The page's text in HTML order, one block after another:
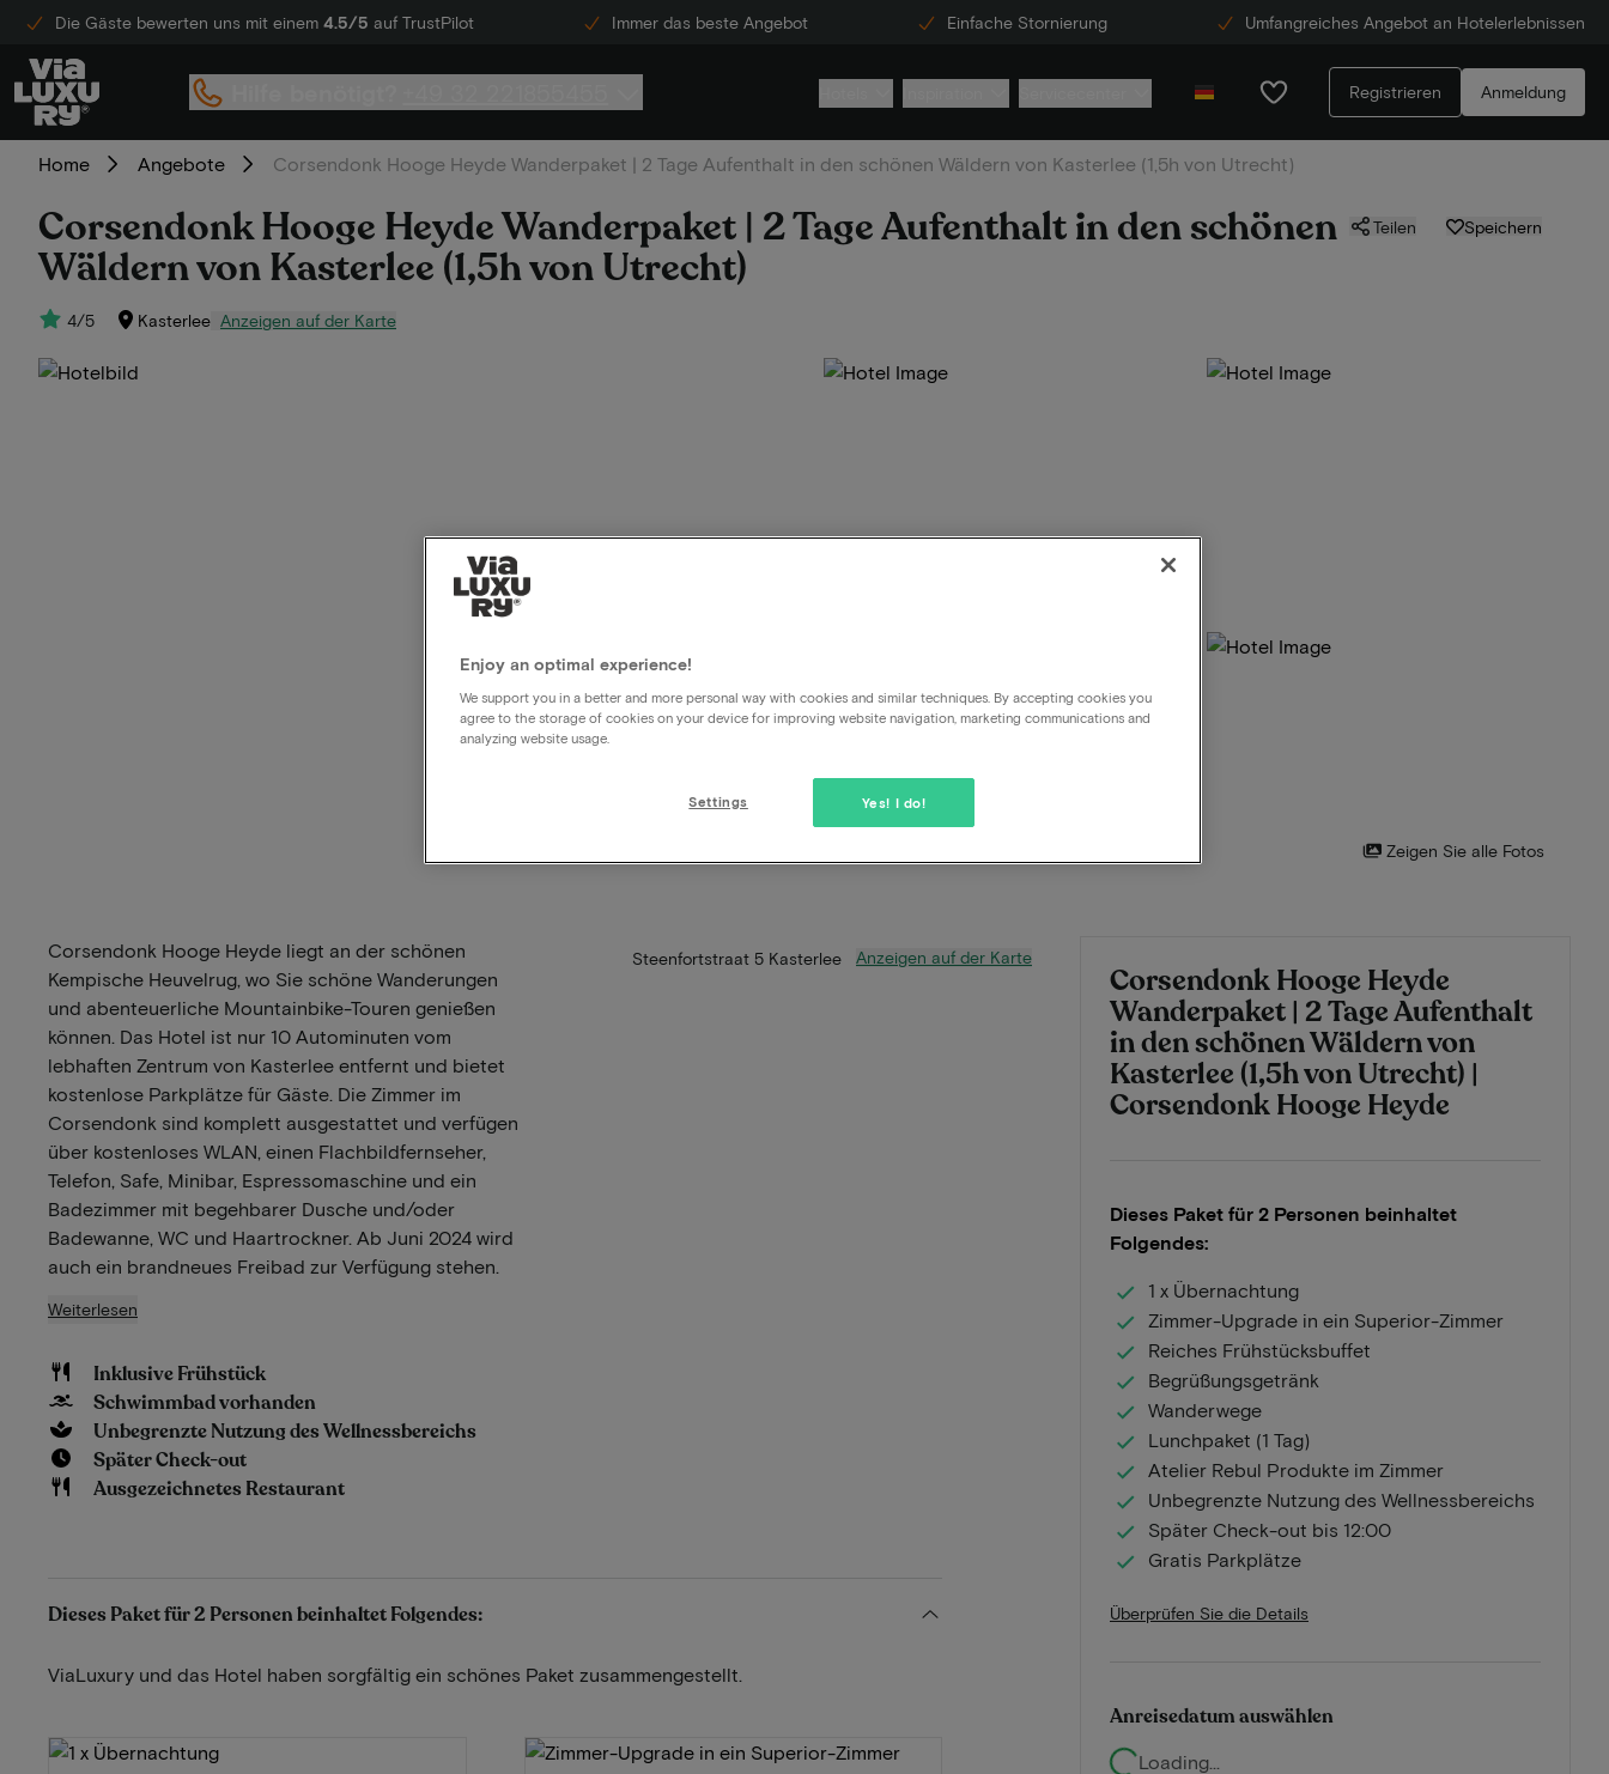
Die Gäste bewerten uns mit einem 4.5/5 auf TrustPilot Immer das beste Angebot Einfache Stornierung Umfangreiches Angebot an Hotelerlebnissen
Registrieren Anmeldung
Home Angebote Corsendonk Hooge Heyde Wanderpaket | 2 Tage Aufenthalt in den schönen Wäldern von Kasterlee (1,5h von Utrecht)
Corsendonk Hooge Heyde Wanderpaket | 2 Tage Aufenthalt in den schönen
Wäldern von Kasterlee (1,5h von Utrecht)
4/5 Kasterlee Anzeigen auf der Karte
Teilen Speichern
Zeigen Sie alle Fotos
Corsendonk Hooge Heyde
Wanderpaket | 2 Tage Aufenthalt
in den schönen Wäldern von
Kasterlee (1,5h von Utrecht) |
Corsendonk Hooge Heyde
Dieses Paket für 2 Personen beinhaltet
Folgendes:
1 x Übernachtung
Zimmer-Upgrade in ein Superior-Zimmer
Reiches Frühstücksbuffet
Begrüßungsgetränk
Wanderwege
Lunchpaket (1 Tag)
Atelier Rebul Produkte im Zimmer
Unbegrenzte Nutzung des Wellnessbereichs
Später Check-out bis 12:00
Gratis Parkplätze
Überprüfen Sie die Details
Anreisedatum auswählen
Loading...
Corsendonk Hooge Heyde liegt an der schönen
Kempische Heuvelrug, wo Sie schöne Wanderungen
und abenteuerliche Mountainbike-Touren genießen
können. Das Hotel ist nur 10 Autominuten vom
lebhaften Zentrum von Kasterlee entfernt und bietet
kostenlose Parkplätze für Gäste. Die Zimmer im
Corsendonk sind komplett ausgestattet und verfügen
über kostenloses WLAN, einen Flachbildfernseher,
Telefon, Safe, Minibar, Espressomaschine und ein
Badezimmer mit begehbarer Dusche und/oder
Badewanne, WC und Haartrockner. Ab Juni 2024 wird
auch ein brandneues Freibad zur Verfügung stehen.
Weiterlesen
Inklusive Frühstück
Schwimmbad vorhanden
Unbegrenzte Nutzung des Wellnessbereichs
Später Check-out
Ausgezeichnetes Restaurant
Steenfortstraat 5 Kasterlee Anzeigen auf der Karte
Dieses Paket für 2 Personen beinhaltet Folgendes:
ViaLuxury und das Hotel haben sorgfältig ein schönes Paket zusammengestellt.
Enjoy an optimal experience!
We support you in a better and more personal way with cookies and similar techniques. By accepting cookies you
agree to the storage of cookies on your device for improving website navigation, marketing communications and
analyzing website usage.
Yes! I do!
Settings